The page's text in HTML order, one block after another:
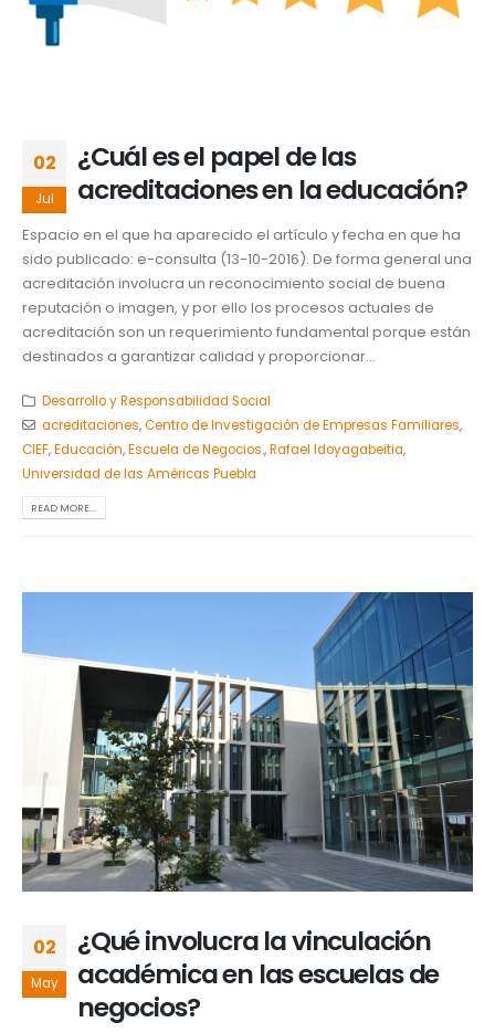
02
Jul
¿Cuál es el papel de las
acreditaciones en la educación?
Espacio en el que ha aparecido el artículo y fecha en que ha
sido publicado: e-consulta (13-10-2016). De forma general una
acreditación involucra un reconocimiento social de buena
reputación o imagen, y por ello los procesos actuales de
acreditación son un requerimiento fundamental porque están
destinados a garantizar calidad y proporcionar...
Desarrollo y Responsabilidad Social
acreditaciones,Centro de Investigación de Empresas Familiares,
CIEF,Educación,Escuela de Negocios.,Rafael Idoyagabeitia,
Universidad de las Américas Puebla
READ MORE...
02
May
¿Qué involucra la vinculación
académica en las escuelas de
negocios?